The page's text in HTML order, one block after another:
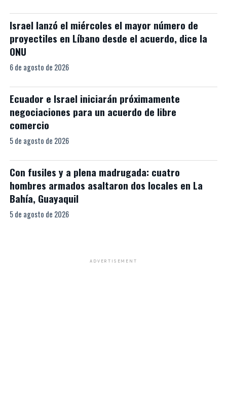
Israel lanzó el miércoles el mayor número de
proyectiles en Líbano desde el acuerdo, dice la
ONU
6 de agosto de 2026
Ecuador e Israel iniciarán próximamente
negociaciones para un acuerdo de libre
comercio
5 de agosto de 2026
Con fusiles y a plena madrugada: cuatro
hombres armados asaltaron dos locales en La
Bahía, Guayaquil
5 de agosto de 2026
ADVERTISEMENT